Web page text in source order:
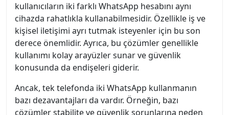
kullanıcıların iki farklı WhatsApp hesabını aynı
cihazda rahatlıkla kullanabilmesidir. Özellikle iş ve
kişisel iletişimi ayrı tutmak isteyenler için bu son
derece önemlidir. Ayrıca, bu çözümler genellikle
kullanımı kolay arayüzler sunar ve güvenlik
konusunda da endişeleri giderir.
Ancak, tek telefonda iki WhatsApp kullanmanın
bazı dezavantajları da vardır. Örneğin, bazı
çözümler stabilite ve güvenlik sorunlarına neden